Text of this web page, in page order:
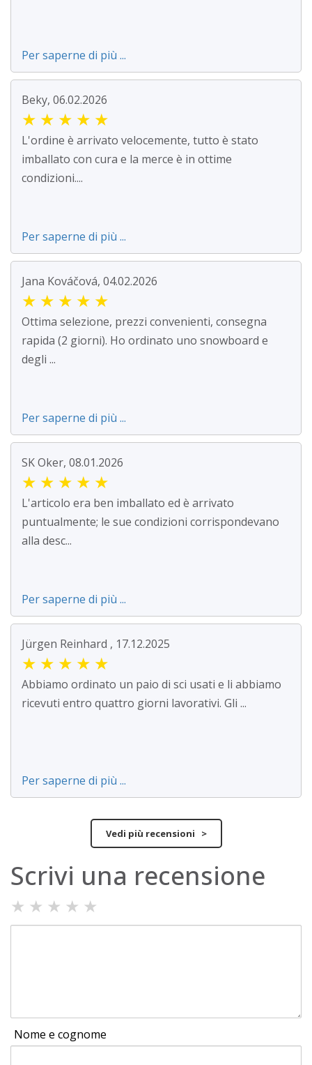
Per saperne di più ...
Beky, 06.02.2026
★ ★ ★ ★ ★
L'ordine è arrivato velocemente, tutto è stato
imballato con cura e la merce è in ottime
condizioni....
Per saperne di più ...
Jana Kováčová, 04.02.2026
★ ★ ★ ★ ★
Ottima selezione, prezzi convenienti, consegna
rapida (2 giorni). Ho ordinato uno snowboard e
degli ...
Per saperne di più ...
SK Oker, 08.01.2026
★ ★ ★ ★ ★
L'articolo era ben imballato ed è arrivato
puntualmente; le sue condizioni corrispondevano
alla desc...
Per saperne di più ...
Jürgen Reinhard , 17.12.2025
★ ★ ★ ★ ★
Abbiamo ordinato un paio di sci usati e li abbiamo
ricevuti entro quattro giorni lavorativi. Gli ...
Per saperne di più ...
Vedi più recensioni >
Scrivi una recensione
★ ★ ★ ★ ★
Nome e cognome